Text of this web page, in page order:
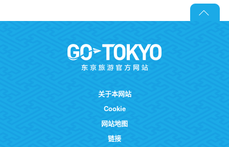
关于本网站
Cookie
网站地图
链接